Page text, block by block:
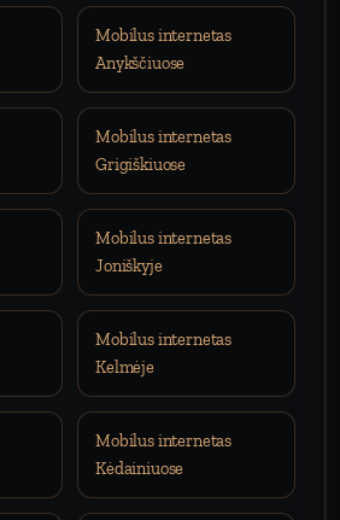
Mobilus internetas
Anykščiuose
Mobilus internetas
Grigiškiuose
Mobilus internetas
Joniškyje
Mobilus internetas
Kelmėje
Mobilus internetas
Kėdainiuose